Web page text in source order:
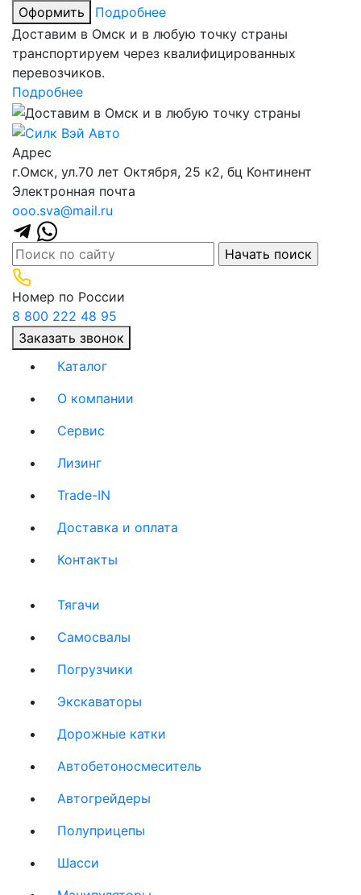
Оформить
Подробнее
Доставим в Омск и в любую точку страны
транспортируем через квалифицированных
перевозчиков.
Подробнее
Адрес
г.Омск, ул.70 лет Октября, 25 к2, бц Континент
Электронная почта
ooo.sva@mail.ru
Номер по России
8 800 222 48 95
Заказать звонок
Каталог
О компании
Сервис
Лизинг
Trade-IN
Доставка и оплата
Контакты
Тягачи
Cамосвалы
Погрузчики
Экскаваторы
Дорожные катки
Автобетоносмеситель
Автогрейдеры
Полуприцепы
Шасси